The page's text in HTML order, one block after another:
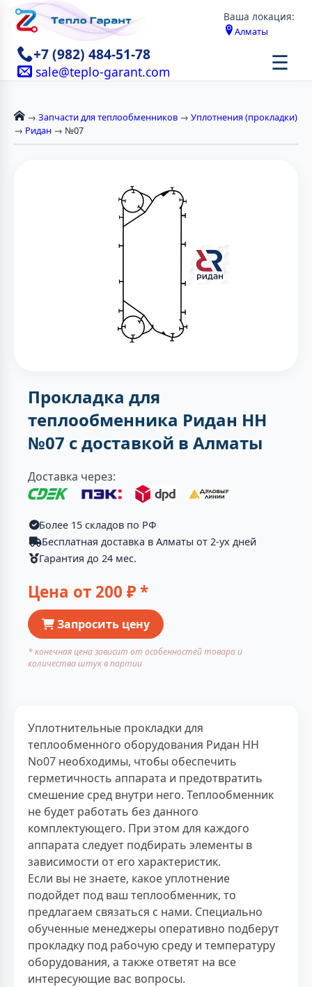
Ваша локация:
Алматы
+7 (982) 484-51-78
sale@teplo-garant.com ☰
→ Запчасти для теплообменников → Уплотнения (прокладки)
→ Ридан → №07
Прокладка для
теплообменника Ридан НН
№07 с доставкой в Алматы
Доставка через:
Более 15 складов по РФ
Бесплатная доставка в Алматы от 2-ух дней
Гарантия до 24 мес.
Цена от 200 ₽ *
Запросить цену
* конечная цена зависит от особенностей товара и
количества штук в партии
Уплотнительные прокладки для
теплообменного оборудования Ридан НН
No07 необходимы, чтобы обеспечить
герметичность аппарата и предотвратить
смешение сред внутри него. Теплообменник
не будет работать без данного
комплектующего. При этом для каждого
аппарата следует подбирать элементы в
зависимости от его характеристик.
Если вы не знаете, какое уплотнение
подойдет под ваш теплообменник, то
предлагаем связаться с нами. Специально
обученные менеджеры оперативно подберут
прокладку под рабочую среду и температуру
оборудования, а также ответят на все
интересующие вас вопросы.